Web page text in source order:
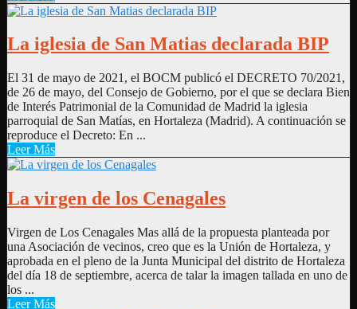
La iglesia de San Matias declarada BIP
El 31 de mayo de 2021, el BOCM publicó el DECRETO 70/2021,
de 26 de mayo, del Consejo de Gobierno, por el que se declara Bien
de Interés Patrimonial de la Comunidad de Madrid la iglesia
parroquial de San Matías, en Hortaleza (Madrid). A continuación se
reproduce el Decreto: En ...
Leer Más
La virgen de los Cenagales
Virgen de Los Cenagales Mas allá de la propuesta planteada por
una Asociación de vecinos, creo que es la Unión de Hortaleza, y
aprobada en el pleno de la Junta Municipal del distrito de Hortaleza
del día 18 de septiembre, acerca de talar la imagen tallada en uno de
los ...
Leer Más